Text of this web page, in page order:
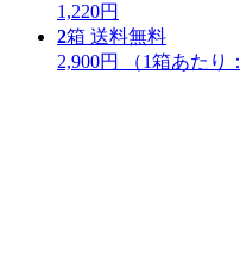
1,220円
2箱 送料無料
2,900円
（1箱あたり：